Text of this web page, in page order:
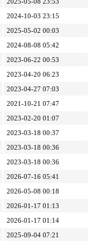
2025-05-08 23:53
2024-10-03 23:15
2025-05-02 00:03
2024-08-08 05:42
2023-06-22 00:53
2023-04-20 06:23
2023-04-27 07:03
2021-10-21 07:47
2023-02-20 01:07
2023-03-18 00:37
2023-03-18 00:36
2023-03-18 00:36
2026-07-16 05:41
2026-05-08 00:18
2026-01-17 01:13
2026-01-17 01:14
2025-09-04 07:21